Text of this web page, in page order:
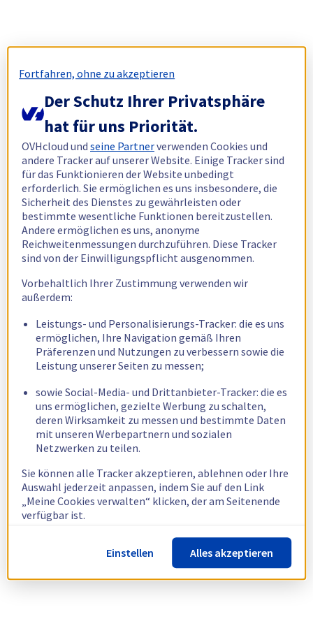
Fortfahren, ohne zu akzeptieren
Der Schutz Ihrer Privatsphäre
hat für uns Priorität.
OVHcloud undseine Partnerverwenden Cookies und
andere Tracker auf unserer Website. Einige Tracker sind
für das Funktionieren der Website unbedingt
erforderlich. Sie ermöglichen es uns insbesondere, die
Sicherheit des Dienstes zu gewährleisten oder
bestimmte wesentliche Funktionen bereitzustellen.
Andere ermöglichen es uns, anonyme
Reichweitenmessungen durchzuführen. Diese Tracker
sind von der Einwilligungspflicht ausgenommen.
Vorbehaltlich Ihrer Zustimmung verwenden wir
außerdem:
Leistungs- und Personalisierungs-Tracker: die es uns
ermöglichen, Ihre Navigation gemäß Ihren
Präferenzen und Nutzungen zu verbessern sowie die
Leistung unserer Seiten zu messen;
sowie Social-Media- und Drittanbieter-Tracker: die es
uns ermöglichen, gezielte Werbung zu schalten,
deren Wirksamkeit zu messen und bestimmte Daten
mit unseren Werbepartnern und sozialen
Netzwerken zu teilen.
Sie können alle Tracker akzeptieren, ablehnen oder Ihre
Auswahl jederzeit anpassen, indem Sie auf den Link
„Meine Cookies verwalten“ klicken, der am Seitenende
verfügbar ist.
Weitere Informationen finden Sie in unsererRichtlinie
zur Verwendung von Cookies.
Einstellen Alles akzeptieren